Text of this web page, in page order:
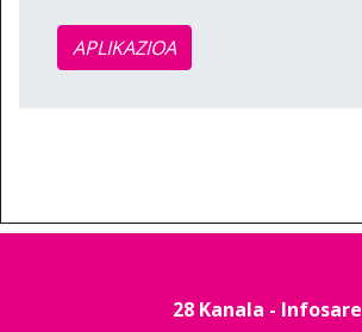
APLIKAZIOA
28 Kanala - Infosare